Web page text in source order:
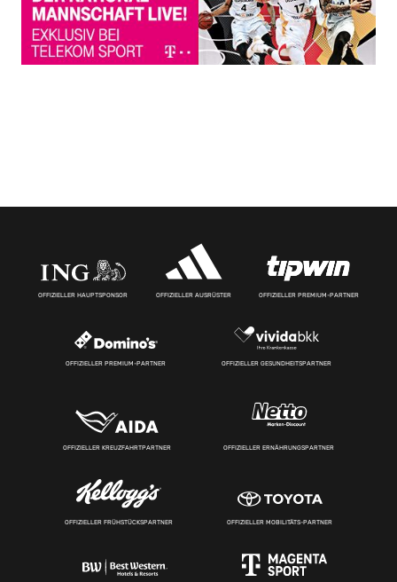
OFFIZIELLER HAUPTSPONSOR OFFIZIELLER AUSRÜSTER OFFIZIELLER PREMIUM-PARTNER
OFFIZIELLER PREMIUM-PARTNER OFFIZIELLER GESUNDHEITSPARTNER
OFFIZIELLER KREUZFAHRTPARTNER OFFIZIELLER ERNÄHRUNGSPARTNER
OFFIZIELLER FRÜHSTÜCKSPARTNER OFFIZIELLER MOBILITÄTS-PARTNER